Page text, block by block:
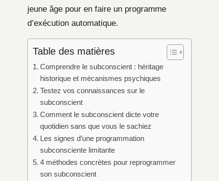
jeune âge pour en faire un programme
d’exécution automatique.
Table des matières
Comprendre le subconscient : héritage
historique et mécanismes psychiques
Testez vos connaissances sur le
subconscient
Comment le subconscient dicte votre
quotidien sans que vous le sachiez
Les signes d’une programmation
subconsciente limitante
4 méthodes concrètes pour reprogrammer
son subconscient